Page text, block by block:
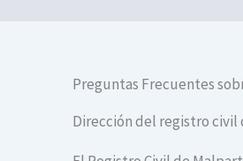
Preguntas Frecuentes
Dirección del registro civil